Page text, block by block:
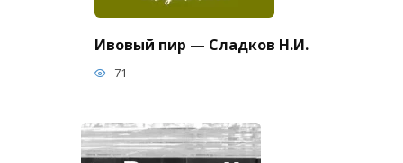
Ивовый пир — Сладков Н.И.
71